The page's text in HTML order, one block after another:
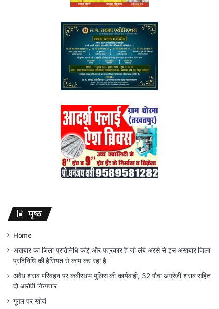
पृष्ठ
Home
अखबार का जिला प्रतिनिधि कोई और पत्रकार है जो लंबे अरसे से इस अखबार जिला
प्रतिनिधि की हैसियत से काम कर रहा है
अवैध शराब परिवहन पर कबीरधाम पुलिस की कार्यवाही, 32 पौवा अंग्रेजी शराब सहित
दो आरोपी गिरफ्तार
गूगल पर खोजें